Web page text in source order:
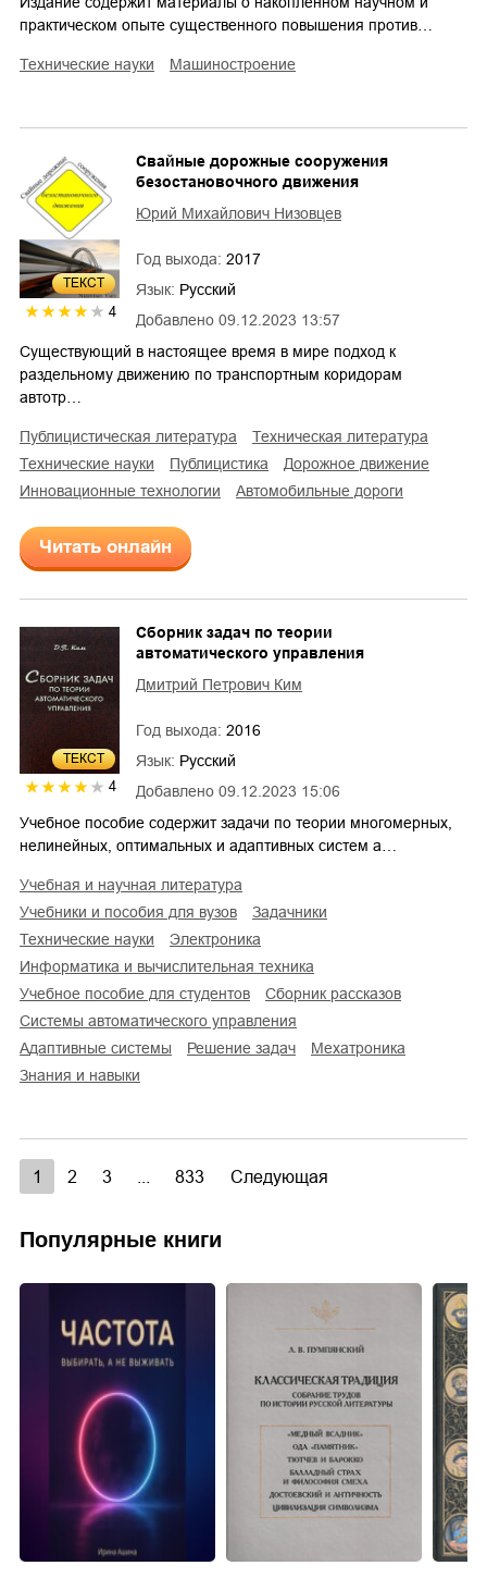
практическом опыте существенного повышения против…
технические науки машиностроение
ТЕКСТ
4 Добавлено 09.12.2023 13:57
Cвайные дорожные сооружения
безостановочного движения
Юрий Михайлович Низовцев
Год выхода: 2017
Язык: Русский
Существующий в настоящее время в мире подход к
раздельному движению по транспортным коридорам
автотр…
публицистическая литература
техническая литература
технические науки
публицистика
дорожное движение
инновационные технологии
автомобильные дороги
Читать онлайн
ТЕКСТ
4 Добавлено 09.12.2023 15:06
Сборник задач по теории
автоматического управления
Дмитрий Петрович Ким
Год выхода: 2016
Язык: Русский
Учебное пособие содержит задачи по теории многомерных,
нелинейных, оптимальных и адаптивных систем а…
учебная и научная литература
учебники и пособия для вузов
задачники
технические науки
электроника
информатика и вычислительная техника
учебное пособие для студентов
сборник рассказов
системы автоматического управления
адаптивные системы
решение задач
мехатроника
знания и навыки
1 2 3 833 Следующая
Популярные книги